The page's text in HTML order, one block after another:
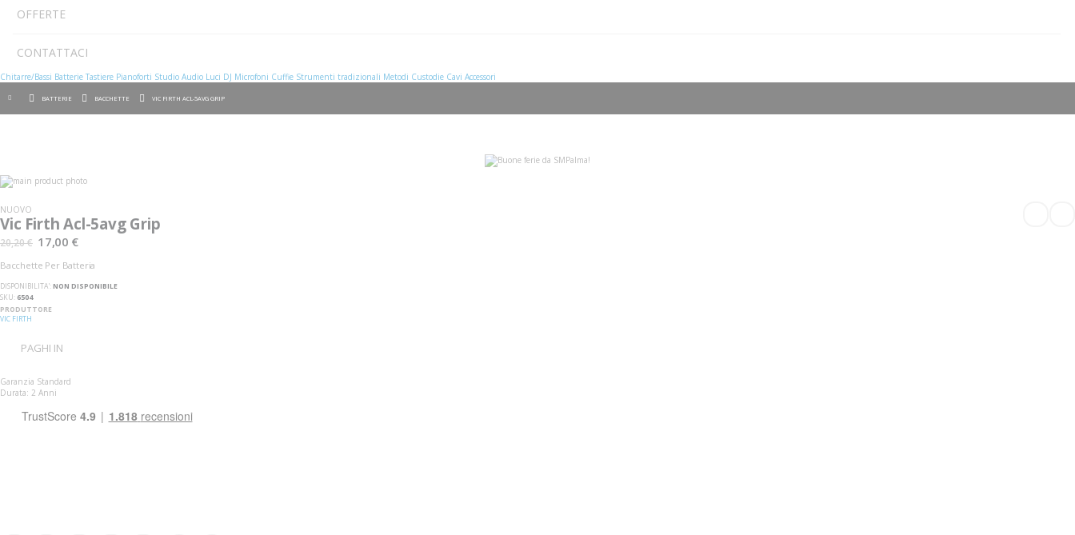
OFFERTE
CONTATTACI
Chitarre/Bassi Batterie Tastiere Pianoforti Studio Audio Luci DJ Microfoni Cuffie Strumenti tradizionali Metodi Custodie Cavi Accessori
BATTERIE BACCHETTE VIC FIRTH ACL-5AVG GRIP
Vai
alla
della
galleria
immagini
all'inizio
della
galleria
di
immagini
NUOVO
Vic Firth Acl-5avg Grip
20,20 € 17,00 €
Bacchette Per Batteria
DISPONIBILITA':NON DISPONIBILE
SKU 6504
PRODUTTORE
VIC FIRTH
PAGHI IN
Garanzia Standard
Durata: 2 Anni